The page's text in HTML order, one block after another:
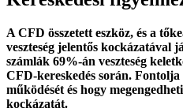
A CFD összetett eszköz, és a
veszteség jelentős kockázatával
számlák 69%-án veszteség
CFD-kereskedés során.
működését és hogy
kockázatát.